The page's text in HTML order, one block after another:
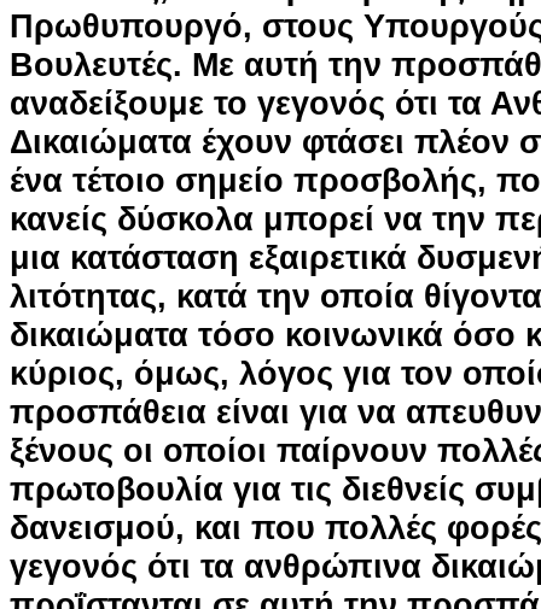
Πρωθυπουργό, στους
Βουλευτές. Με αυτή την
αναδείξουμε το γεγονός ότι τα
Δικαιώματα έχουν φτάσει πλέον
ένα τέτοιο σημείο προσβολής,
κανείς δύσκολα μπορεί να την
μια κατάσταση εξαιρετικά
λιτότητας, κατά την οποία
δικαιώματα τόσο κοινωνικά όσο
κύριος, όμως, λόγος για τον
προσπάθεια είναι για να
ξένους οι οποίοι παίρνουν
πρωτοβουλία για τις διεθνείς
δανεισμού, και που πολλές
γεγονός ότι τα ανθρώπινα